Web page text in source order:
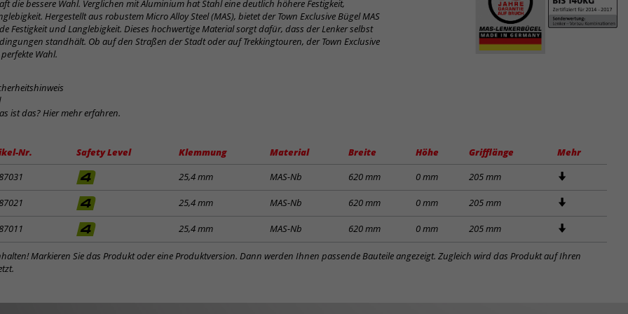
die bessere Wahl. Verglichen mit Aluminium hat Stahl eine deutlich höhere Festigkeit,
Hergestellt aus robustem Micro Alloy Steel (MAS), bietet der Town Exclusive Bügel MAS
Festigkeit und Langlebigkeit. Dieses hochwertige Material sorgt dafür, dass der Lenker selbst
standhält. Ob auf den Straßen der Stadt oder auf Trekkingtouren, der Town Exclusive
Wahl.
ist das? Hier mehr erfahren.
Nr. Safety Level Klemmung Material Breite Höhe Grifflänge
Mehr
25,4 mm MAS-Nb 620 mm 0 mm 205 mm
25,4 mm MAS-Nb 620 mm 0 mm 205 mm
25,4 mm MAS-Nb 620 mm 0 mm 205 mm
Markieren Sie das Produkt oder eine Produktversion. Dann werden Ihnen passende Bauteile angezeigt. Zugleich wird das Produkt auf Ihren